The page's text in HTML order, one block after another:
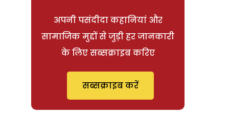
अपनी पसंदीदा कहानियां और
सामाजिक मुद्दों से जुड़ी हर जानकारी
के लिए सब्सक्राइब करिए
सब्सक्राइब करें